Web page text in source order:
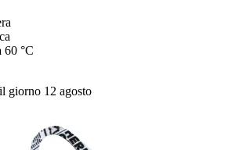
60 °C
giorno 12 agosto